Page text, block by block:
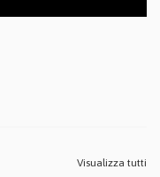
Visualizza tutti